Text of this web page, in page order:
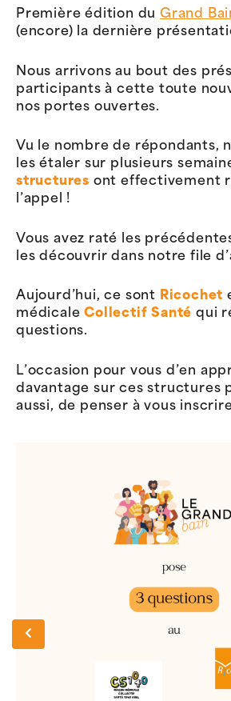
Première édition du Grand
(encore) la dernière
Nous arrivons au bout des
participants à cette toute
nos portes ouvertes.
Vu le nombre de répondants,
les étaler sur plusieurs
structures ont effectivement
l’appel !
Vous avez raté les
les découvrir dans notre file
Aujourd’hui, ce sont Ricochet
médicaleCollectif Santé qui
questions.
L’occasion pour vous d’en
davantage sur ces structures
aussi, de penser à vous